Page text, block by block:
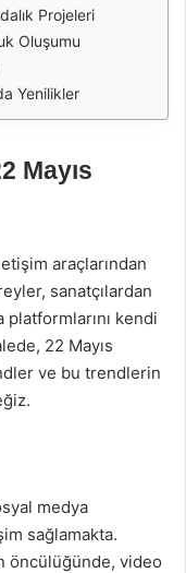
Projeleri
Oluşumu
Yenilikler
Mayıs
araçlarından
sanatçılardan
kendi
22 Mayıs
ve bu trendlerin
medya
sağlamakta.
öncülüğünde, video